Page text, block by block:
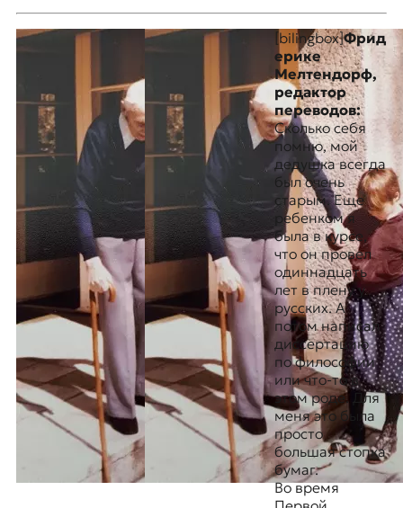
[bilingbox]Фрид
ерике
Мелтендорф,
редактор
переводов:
Сколько себя
помню, мой
дедушка всегда
был очень
старым. Еще
ребенком я
была в курсе,
что он провел
одиннадцать
лет в плену у
русских. А
потом написал
диссертацию
по философии
или что-то в
этом роде. Для
меня это была
просто
большая стопка
бумаг.
Во время